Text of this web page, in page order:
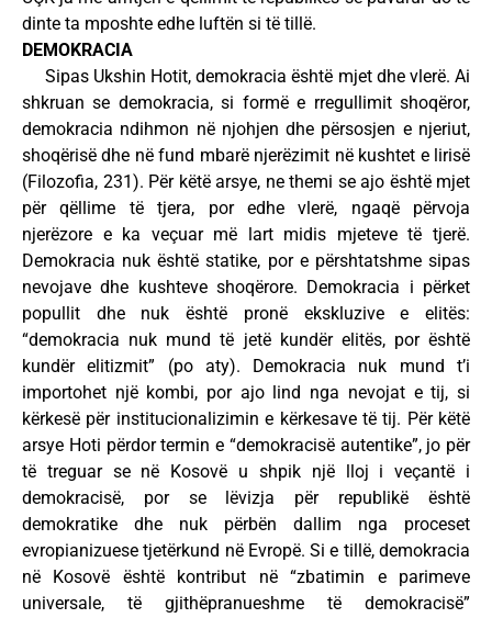
dinte ta mposhte edhe luftën si të tillë.
DEMOKRACIA
Sipas Ukshin Hotit, demokracia është mjet dhe vlerë. Ai
shkruan se demokracia, si formë e rregullimit shoqëror,
demokracia ndihmon në njohjen dhe përsosjen e njeriut,
shoqërisë dhe në fund mbarë njerëzimit në kushtet e lirisë
(Filozofia, 231). Për këtë arsye, ne themi se ajo është mjet
për qëllime të tjera, por edhe vlerë, ngaqë përvoja
njerëzore e ka veçuar më lart midis mjeteve të tjerë.
Demokracia nuk është statike, por e përshtatshme sipas
nevojave dhe kushteve shoqërore. Demokracia i përket
popullit dhe nuk është pronë ekskluzive e elitës:
“demokracia nuk mund të jetë kundër elitës, por është
kundër elitizmit” (po aty). Demokracia nuk mund t’i
importohet një kombi, por ajo lind nga nevojat e tij, si
kërkesë për institucionalizimin e kërkesave të tij. Për këtë
arsye Hoti përdor termin e “demokracisë autentike”, jo për
të treguar se në Kosovë u shpik një lloj i veçantë i
demokracisë, por se lëvizja për republikë është
demokratike dhe nuk përbën dallim nga proceset
evropianizuese tjetërkund në Evropë. Si e tillë, demokracia
në Kosovë është kontribut në “zbatimin e parimeve
universale, të gjithëpranueshme të demokracisë”